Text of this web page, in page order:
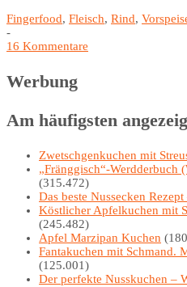
Fingerfood, Fleisch, Rind,
-
16 Kommentare
Werbung
Am häufigsten
Zwetschgenkuchen mit
„Fränggisch“-Werdderbuch
(315.472)
Das beste Nussecken
Köstlicher Apfelkuchen mit
(245.482)
Apfel Marzipan Kuchen
Fantakuchen mit Schmand.
(125.001)
Der perfekte Nusskuchen –